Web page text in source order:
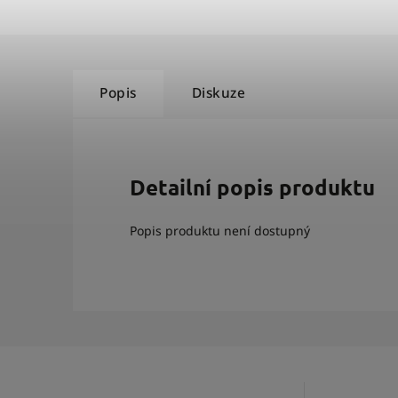
Popis Diskuze
Detailní popis produktu
Popis produktu není dostupný